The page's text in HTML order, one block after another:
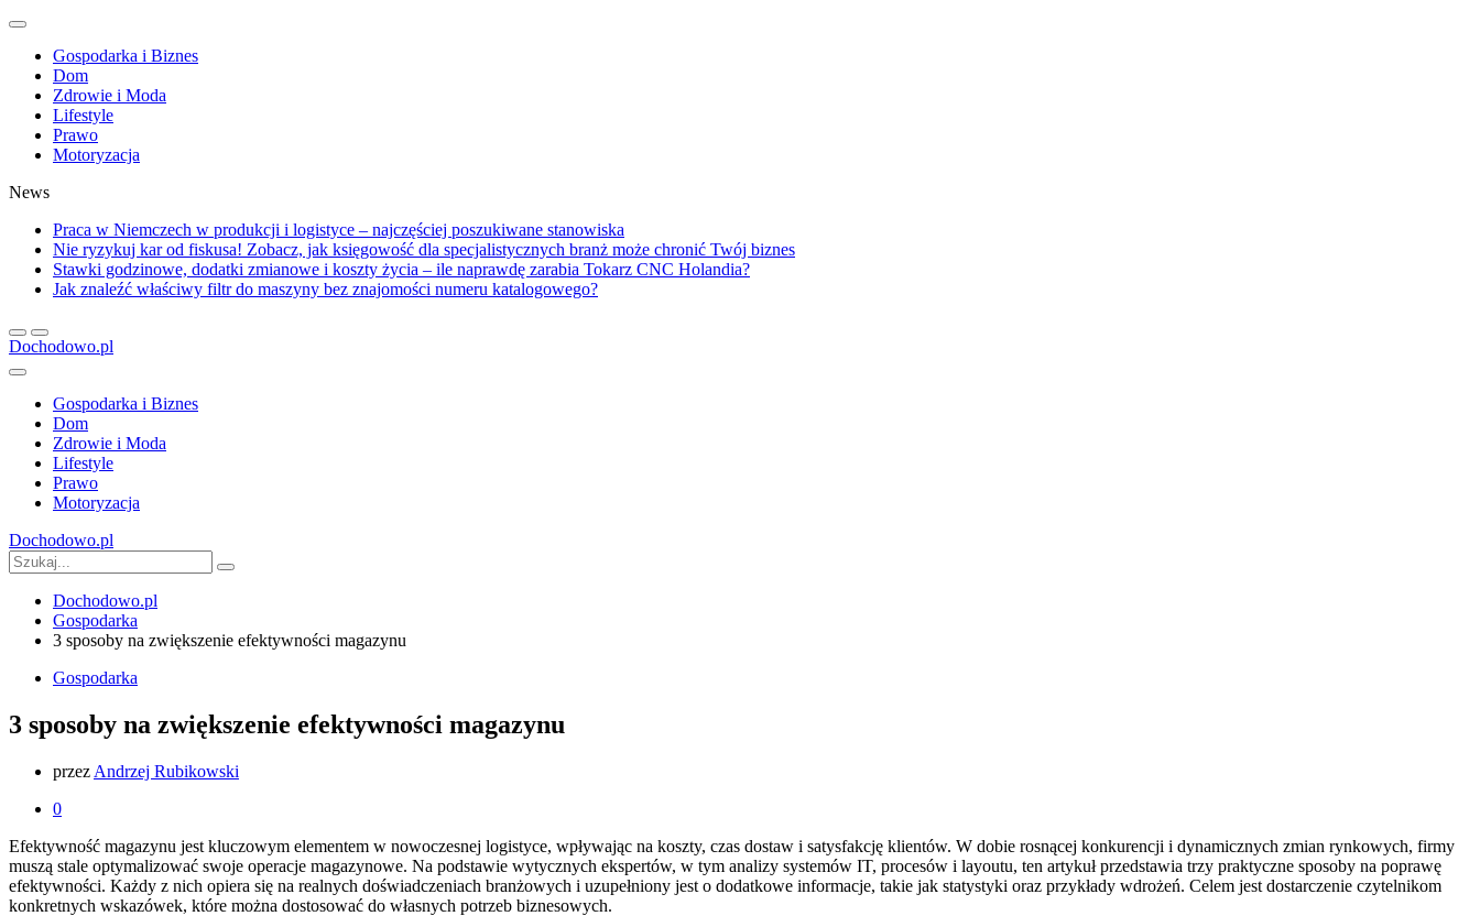
Gospodarka i Biznes
Dom
Zdrowie i Moda
Lifestyle
Prawo
Motoryzacja
News
Praca w Niemczech w produkcji i logistyce – najczęściej poszukiwane stanowiska
Nie ryzykuj kar od fiskusa! Zobacz, jak księgowość dla specjalistycznych branż może chronić Twój biznes
Stawki godzinowe, dodatki zmianowe i koszty życia – ile naprawdę zarabia Tokarz CNC Holandia?
Jak znaleźć właściwy filtr do maszyny bez znajomości numeru katalogowego?
Dochodowo.pl
Gospodarka i Biznes
Dom
Zdrowie i Moda
Lifestyle
Prawo
Motoryzacja
Dochodowo.pl
Dochodowo.pl
Gospodarka
3 sposoby na zwiększenie efektywności magazynu
Gospodarka
3 sposoby na zwiększenie efektywności magazynu
przez Andrzej Rubikowski
0
Efektywność magazynu jest kluczowym elementem w nowoczesnej logistyce, wpływając na koszty, czas dostaw i satysfakcję klientów. W dobie rosnącej konkurencji i dynamicznych zmian rynkowych, firmy
muszą stale optymalizować swoje operacje magazynowe. Na podstawie wytycznych ekspertów, w tym analizy systemów IT, procesów i layoutu, ten artykuł przedstawia trzy praktyczne sposoby na poprawę
efektywności. Każdy z nich opiera się na realnych doświadczeniach branżowych i uzupełniony jest o dodatkowe informacje, takie jak statystyki oraz przykłady wdrożeń. Celem jest dostarczenie czytelnikom
konkretnych wskazówek, które można dostosować do własnych potrzeb biznesowych.